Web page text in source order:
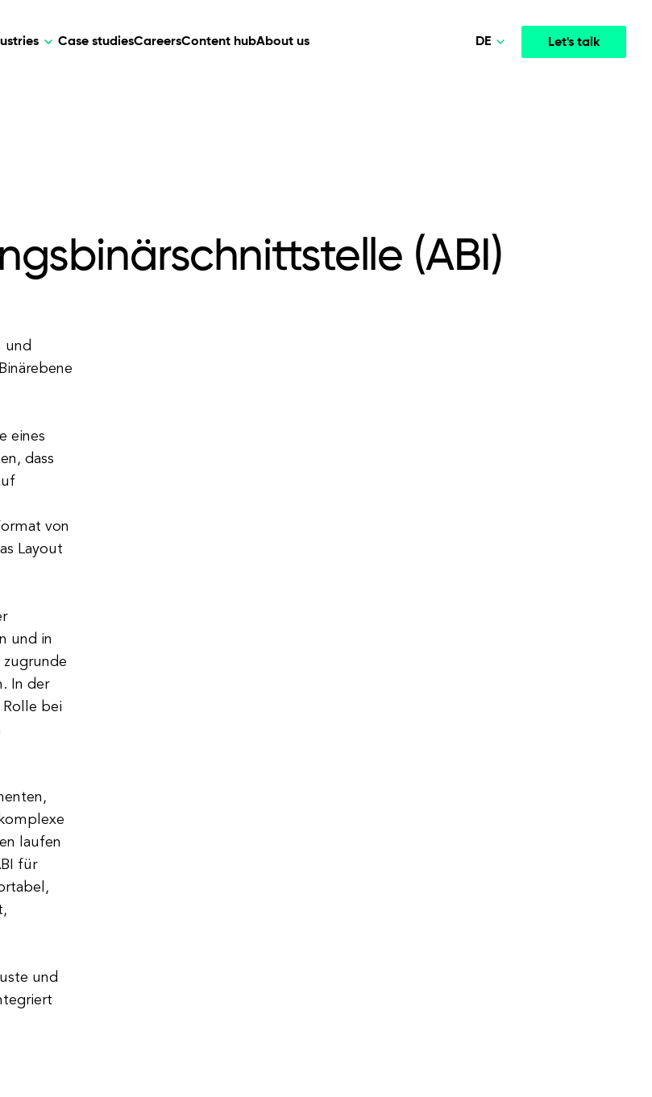
Case studiesCareersContent hubAbout us Let's talk
DE
(ABI)
und
eines
dass
von
Layout
und in
In der
bei
laufen
für
und